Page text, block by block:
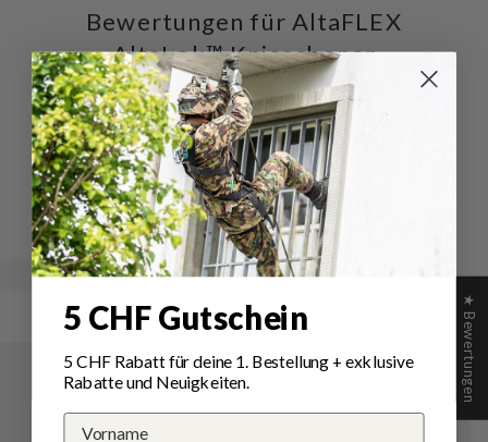
Bewertungen für AltaFLEX
AltaLok™ Knieschoner
Schreiben Sie die erste Bewertung
Schreibe
eine
Bewertung
Eine
Frage
stellen
★ Bewertungen
5 CHF Gutschein
5 CHF Rabatt für deine 1. Bestellung+ exklusive
Rabatte und Neuigkeiten.